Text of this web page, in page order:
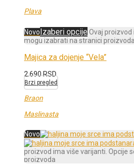
Plava
NovoIzaberi opcije Ovaj proizvod
mogu izabrati na stranici proizvoda
Majica za dojenje “Vela”
2.690RSD
Brzi pregled
Braon
Maslinasta
Novo
proizvod ima više varijanti. Opcije
proizvoda